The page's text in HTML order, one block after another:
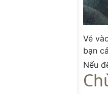
Vé
bạn
Nếu